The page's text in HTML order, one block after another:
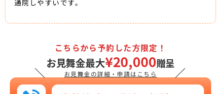
通院しやすいです。
＼
こちらから予約した方限定！
お見舞金最大¥20,000贈呈
お見舞金の詳細・申請はこちら ／